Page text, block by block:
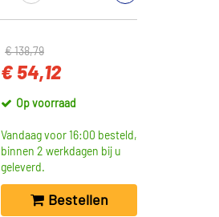
€ 138,79
€ 54,12
Op voorraad
Vandaag voor 16:00 besteld,
binnen 2 werkdagen bij u
geleverd.
Bestellen